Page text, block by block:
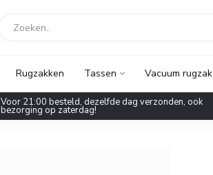
Rugzakken Tassen Vacuum rugzak
Voor 21:00 besteld, dezelfde dag verzonden, ook
bezorging op zaterdag!